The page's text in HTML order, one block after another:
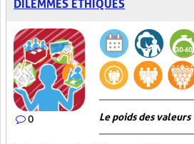
DILEMMES ÉTHIQUES
0 Le poids des valeurs